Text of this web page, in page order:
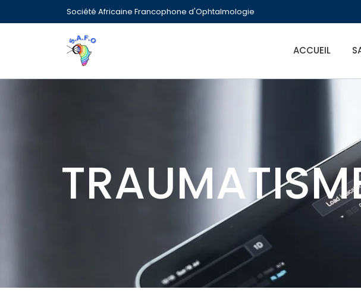
Société Africaine Francophone d'Ophtalmologie
ACCUEIL